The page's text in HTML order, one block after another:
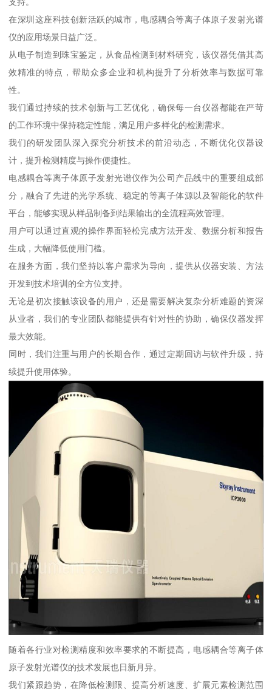
在深圳这座科技创新活跃的城市，电感耦合等离子体原子发射光谱
仪的应用场景日益广泛。
从电子制造到珠宝鉴定，从食品检测到材料研究，该仪器凭借其高
效精准的特点，帮助众多企业和机构提升了分析效率与数据可靠
性。
我们通过持续的技术创新与工艺优化，确保每一台仪器都能在严苛
的工作环境中保持稳定性能，满足用户多样化的检测需求。
我们的研发团队深入探究分析技术的前沿动态，不断优化仪器设
计，提升检测精度与操作便捷性。
电感耦合等离子体原子发射光谱仪作为公司产品线中的重要组成部
分，融合了先进的光学系统、稳定的等离子体源以及智能化的软件
平台，能够实现从样品制备到结果输出的全流程高效管理。
用户可以通过直观的操作界面轻松完成方法开发、数据分析和报告
生成，大幅降低使用门槛。
在服务方面，我们坚持以客户需求为导向，提供从仪器安装、方法
开发到技术培训的全方位支持。
无论是初次接触该设备的用户，还是需要解决复杂分析难题的资深
从业者，我们的专业团队都能提供有针对性的协助，确保仪器发挥
最大效能。
同时，我们注重与用户的长期合作，通过定期回访与软件升级，持
续提升使用体验。
随着各行业对检测精度和效率要求的不断提高，电感耦合等离子体
原子发射光谱仪的技术发展也日新月异。
我们紧跟趋势，在降低检测限、提高分析速度、扩展元素检测范围